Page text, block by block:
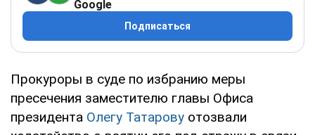
Google
Подписаться
Прокуроры в суде по избранию меры
пресечения заместителю главы Офиса
президента Олегу Татарову отозвали